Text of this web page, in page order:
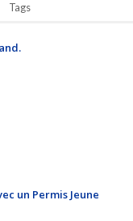
Tags
un Permis Jeune